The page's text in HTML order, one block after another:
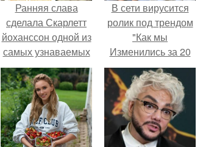
Ранняя слава
сделала Скарлетт
йоханссон одной из
самых узнаваемых
актрис голливуда,
но за глянцевым
фасадом
скрывалась
огромная
неуверенность.
В сети вирусится
ролик под трендом
"Как мы
Изменились за 20
лет".